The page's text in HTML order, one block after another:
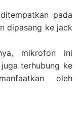
pada
dipasang ke jack
mikrofon ini
terhubung ke
oleh